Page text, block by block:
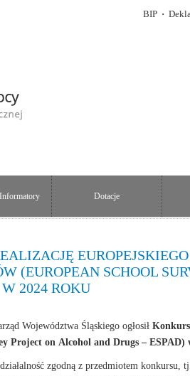
BIP ·
Dotacje
(EUROPEAN SCHOOL
2024 ROKU
Województwa Śląskiego ogłosił
Project on Alcohol and Drugs – ESPAD)
zgodną z przedmiotem